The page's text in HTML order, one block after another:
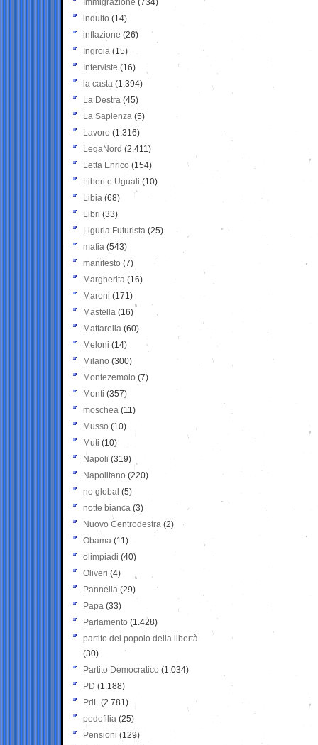
Immigrazione (734)
indulto (14)
inflazione (26)
Ingroia (15)
Interviste (16)
la casta (1.394)
La Destra (45)
La Sapienza (5)
Lavoro (1.316)
LegaNord (2.411)
Letta Enrico (154)
Liberi e Uguali (10)
Libia (68)
Libri (33)
Liguria Futurista (25)
mafia (543)
manifesto (7)
Margherita (16)
Maroni (171)
Mastella (16)
Mattarella (60)
Meloni (14)
Milano (300)
Montezemolo (7)
Monti (357)
moschea (11)
Musso (10)
Muti (10)
Napoli (319)
Napolitano (220)
no global (5)
notte bianca (3)
Nuovo Centrodestra (2)
Obama (11)
olimpiadi (40)
Oliveri (4)
Pannella (29)
Papa (33)
Parlamento (1.428)
partito del popolo della libertà
(30)
Partito Democratico (1.034)
PD (1.188)
PdL (2.781)
pedofilia (25)
Pensioni (129)